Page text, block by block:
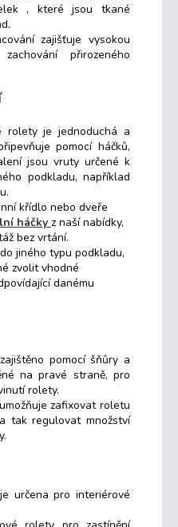
, které jsou tkané
zajišťuje vysokou
přirozeného
rolety je jednoduchá a
pomocí háčků,
jsou vruty určené k
podkladu, například
křídlo nebo dveře
háčky z naší nabídky,
bez vrtání.
jiného typu podkladu,
zvolit vhodné
danému
pomocí šňůry a
na pravé straně, pro
rolety.
zafixovat roletu
tak regulovat množství
určena pro interiérové